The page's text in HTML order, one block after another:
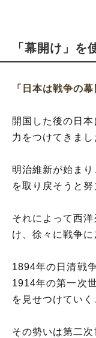
「幕開け」を
「日本は戦争の
開国した後の日
力をつけてきまし
明治維新が始ま
を取り戻そうと努
それによって西
け、徐々に戦争に
1894年の日清戦
1914年の第一次
を見せつけていく
その勢いは第二次